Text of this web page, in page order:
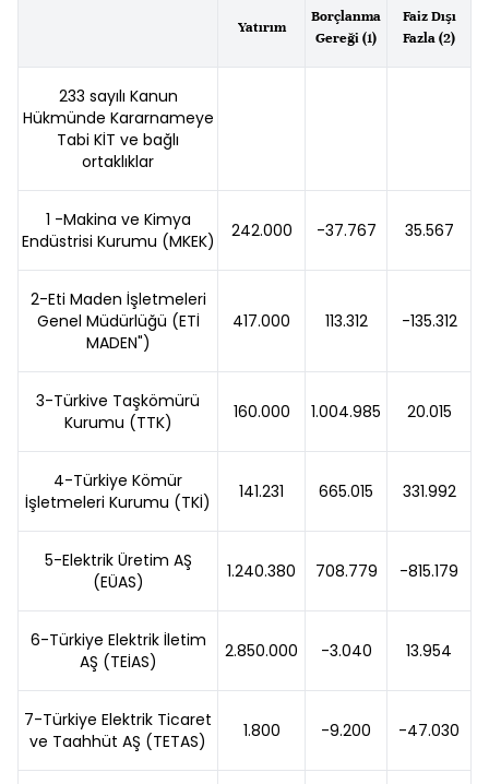
Yatırım
Borçlanma
Gereği (1)
Faiz Dışı
Fazla (2)
233 sayılı Kanun
Hükmünde Kararnameye
Tabi KİT ve bağlı
ortaklıklar
1 -Makina ve Kimya
Endüstrisi Kurumu (MKEK)
242.000 -37.767 35.567
2-Eti Maden İşletmeleri
Genel Müdürlüğü (ETİ
MADEN")
417.000 113.312 -135.312
3-Türkive Taşkömürü
Kurumu (TTK)
160.000 1.004.985 20.015
4-Türkiye Kömür
İşletmeleri Kurumu (TKİ)
141.231 665.015 331.992
5-Elektrik Üretim AŞ
(EÜAS)
1.240.380 708.779 -815.179
6-Türkiye Elektrik İletim
AŞ (TEİAS)
2.850.000 -3.040 13.954
7-Türkiye Elektrik Ticaret
ve Taahhüt AŞ (TETAS)
1.800 -9.200 -47.030